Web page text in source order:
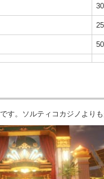
す。ソルティコカジノよりも